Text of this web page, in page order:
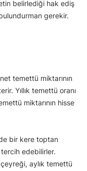
belirlediği hak ediş
gerekir.
temettü miktarının
Yıllık temettü oranı
miktarının hisse
bir kere toptan
edebilirler.
aylık temettü